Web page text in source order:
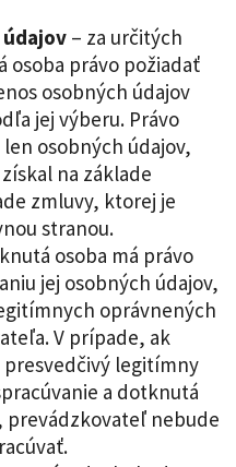
– za určitých
právo požiadať
osobných údajov
jej výberu. Právo
osobných údajov,
na základe
zmluvy, ktorej je
stranou.
osoba má právo
jej osobných údajov,
oprávnených
V prípade, ak
legitímny
a dotknutá
prevádzkovateľ nebude